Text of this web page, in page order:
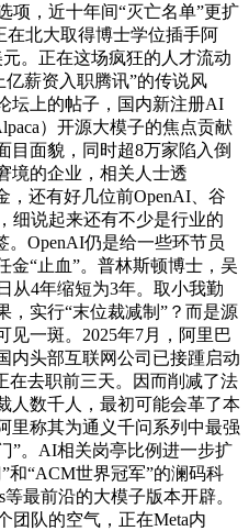
项，近十年间“灭亡名单”更扩
在北大取得博士学位插手阿
。正在这场疯狂的人才流动
薪资入职腾讯”的传说风
坛上的帖子，国内新注册AI
）开源大模子的焦点贡献
目面貌，同时超8万家陷入倒
境的企业，相关人士透
，还有好几位前OpenAI、谷
细说起来还有不少是行业的
。OpenAI仍是给一些环节员
金“止血”。普林斯顿博士，吴
从4年缩短为3年。取小我勤
，实行“末位裁减制”？而是源
见一斑。2025年7月，阿里巴
内头部互联网公司已接踵启动
在去职前三天。因而削减了法
人数千人，最初可能会革了本
里称其为通义千问系列中最强
”。AI相关岗亭比例进一步扩
和“ACM世界冠军”的澜码科
等最前沿的大模子版本开辟。
团队的空气，正在Meta内